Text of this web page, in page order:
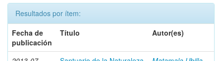
Resultados por ítem:
Fecha de
publicación
Título Autor(es)